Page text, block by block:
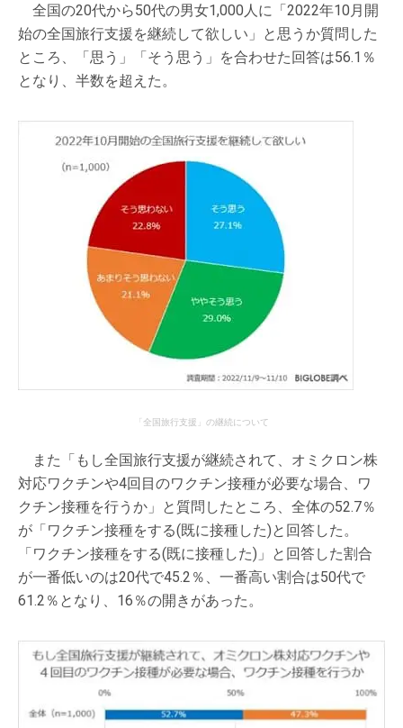
全国の20代から50代の男女1,000人に「2022年10月開
始の全国旅行支援を継続して欲しい」と思うか質問した
ところ、「思う」「そう思う」を合わせた回答は56.1％
となり、半数を超えた。
「全国旅行支援」の継続について
また「もし全国旅行支援が継続されて、オミクロン株
対応ワクチンや4回目のワクチン接種が必要な場合、ワ
クチン接種を行うか」と質問したところ、全体の52.7％
が「ワクチン接種をする(既に接種した)と回答した。
「ワクチン接種をする(既に接種した)」と回答した割合
が一番低いのは20代で45.2％、一番高い割合は50代で
61.2％となり、16％の開きがあった。